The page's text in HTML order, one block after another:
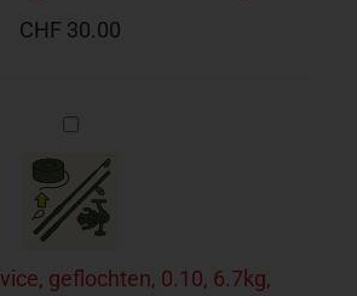
CHF 30.00
Bespulservice,
geflochten,
0.10,
6.7kg,
flurogrün
geflochten, 0.10, 6.7kg,